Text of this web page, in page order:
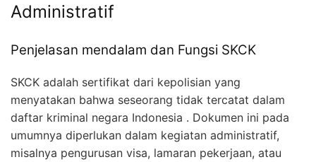
Administratif
Penjelasan mendalam dan Fungsi SKCK
SKCK adalah sertifikat dari kepolisian yang
menyatakan bahwa seseorang tidak tercatat dalam
daftar kriminal negara Indonesia . Dokumen ini pada
umumnya diperlukan dalam kegiatan administratif,
misalnya pengurusan visa, lamaran pekerjaan, atau